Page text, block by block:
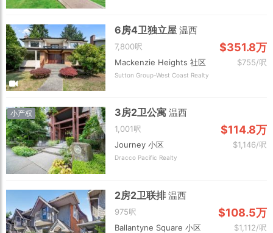
6房4卫独立屋温西
7,800呎 $351.8万
Mackenzie Heights 社区 $755/呎
Sutton Group-West Coast Realty
小产权 3房2卫公寓温西
1,001呎 $114.8万
Journey 小区 $1,146/呎
Dracco Pacific Realty
2房2卫联排温西
975呎 $108.5万
Ballantyne Square 小区 $1,112/呎